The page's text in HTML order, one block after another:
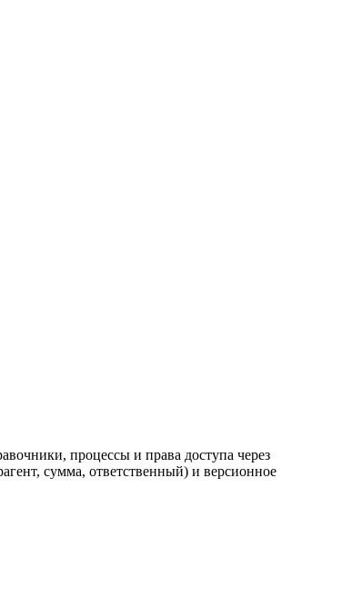
процессы и права доступа через
сумма, ответственный) и версионное